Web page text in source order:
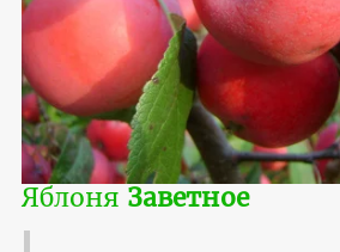
Яблоня Заветное